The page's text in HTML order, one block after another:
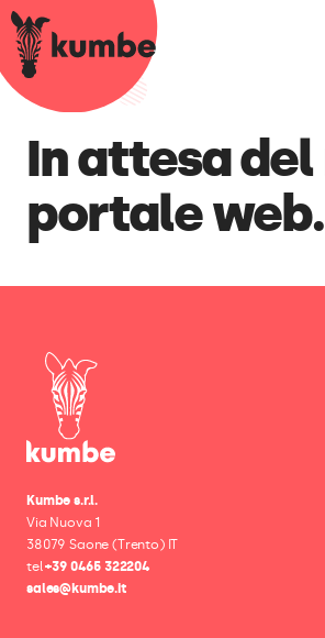
In attesa del
portale
Kumbe s.r.l.
Via Nuova 1
38079 Saone (Trento) IT
tel+39 0465 322204
sales@kumbe.it